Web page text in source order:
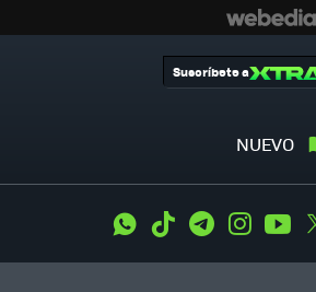
NUEVO
Suscríbete a
WhatsApp
Tiktok Telegram